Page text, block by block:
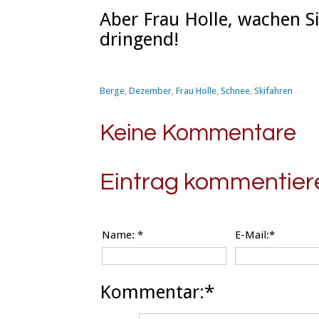
Aber Frau Holle, wachen
dringend!
Berge, Dezember, Frau Holle, Schnee, Skifahren
Keine Kommentare
Eintrag
Name: * E-Mail:*
Kommentar:*